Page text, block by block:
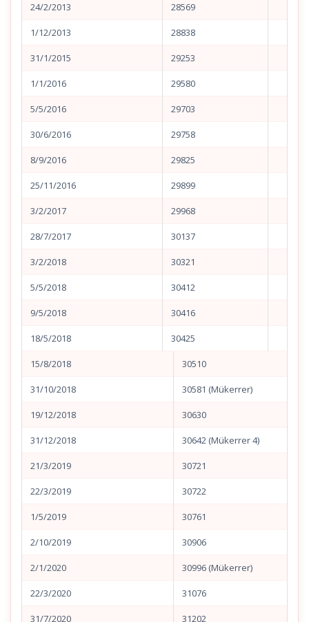
24/2/2013 28569
1/12/2013 28838
31/1/2015 29253
1/1/2016 29580
5/5/2016 29703
30/6/2016 29758
8/9/2016 29825
25/11/2016 29899
3/2/2017 29968
28/7/2017 30137
3/2/2018 30321
5/5/2018 30412
9/5/2018 30416
18/5/2018 30425
15/8/2018 30510
31/10/2018 30581 (Mükerrer)
19/12/2018 30630
31/12/2018 30642 (Mükerrer 4)
21/3/2019 30721
22/3/2019 30722
1/5/2019 30761
2/10/2019 30906
2/1/2020 30996 (Mükerrer)
22/3/2020 31076
31/7/2020 31202